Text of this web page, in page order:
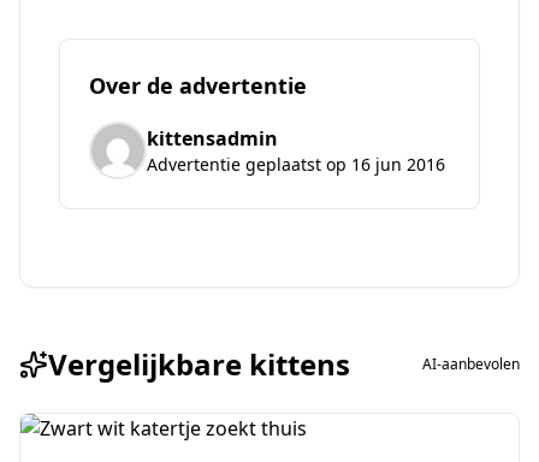
Over de advertentie
kittensadmin
Advertentie geplaatst op 16 jun 2016
Vergelijkbare kittens AI-aanbevolen